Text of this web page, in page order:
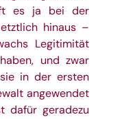
es ja bei der
hinaus –
Legitimität
und zwar
in der ersten
angewendet
dafür geradezu